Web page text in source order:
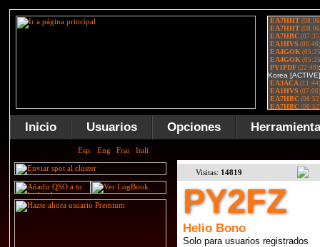
Inicio Usuarios Opciones
Visitas: 14819
PY2FZ
Helio Bono
Solo para usuarios registrados